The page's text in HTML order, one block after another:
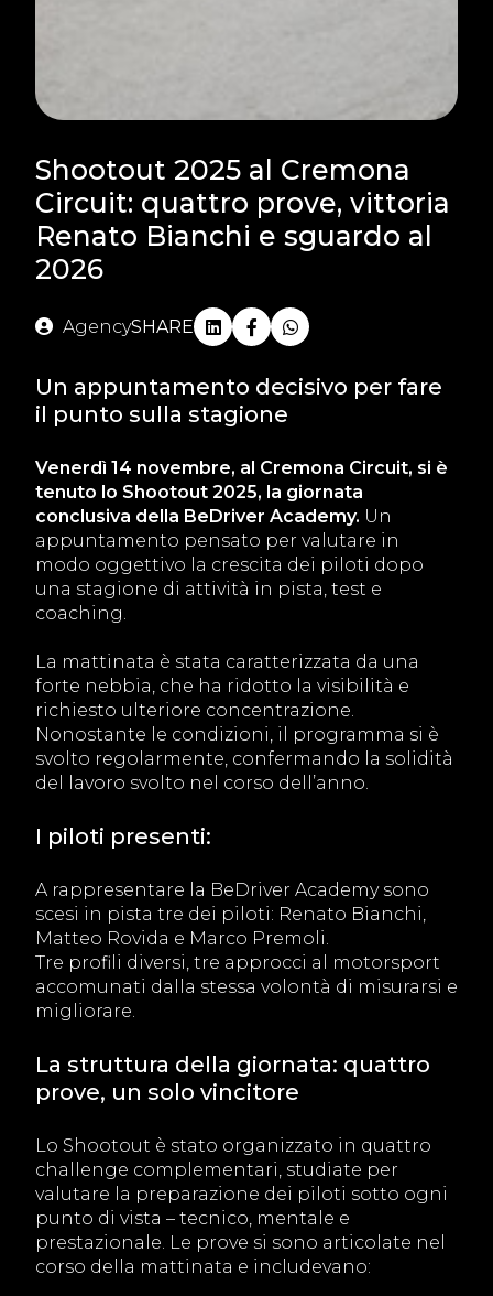
Shootout 2025 al Cremona
Circuit: quattro prove, vittoria
Renato Bianchi e sguardo al
2026
AgencySHARE
Un appuntamento decisivo per fare
il punto sulla stagione
Venerdì 14 novembre, al Cremona Circuit, si è
tenuto lo Shootout 2025, la giornata
conclusiva della BeDriver Academy. Un
appuntamento pensato per valutare in
modo oggettivo la crescita dei piloti dopo
una stagione di attività in pista, test e
coaching.
La mattinata è stata caratterizzata da una
forte nebbia, che ha ridotto la visibilità e
richiesto ulteriore concentrazione.
Nonostante le condizioni, il programma si è
svolto regolarmente, confermando la solidità
del lavoro svolto nel corso dell’anno.
I piloti presenti:
A rappresentare la BeDriver Academy sono
scesi in pista tre dei piloti: Renato Bianchi,
Matteo Rovida e Marco Premoli.
Tre profili diversi, tre approcci al motorsport
accomunati dalla stessa volontà di misurarsi e
migliorare.
La struttura della giornata: quattro
prove, un solo vincitore
Lo Shootout è stato organizzato in quattro
challenge complementari, studiate per
valutare la preparazione dei piloti sotto ogni
punto di vista – tecnico, mentale e
prestazionale. Le prove si sono articolate nel
corso della mattinata e includevano: